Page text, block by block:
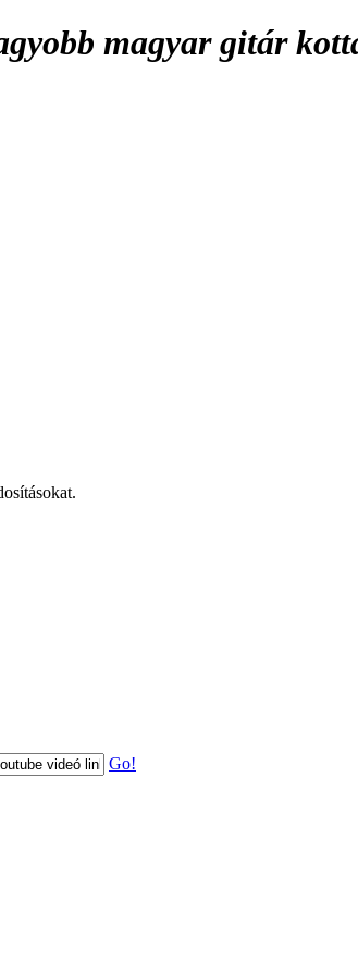
magyar gitár
Go!